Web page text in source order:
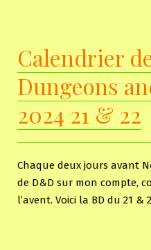
Calendrier
Dungeons
2024 21 & 22
Chaque deux jours avant
de D&D sur mon compte,
l’avent. Voici la BD du 21 &